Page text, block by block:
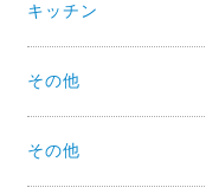
キッチン
その他
その他